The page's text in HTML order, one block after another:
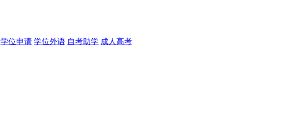
学位申请 学位外语 自考助学 成人高考